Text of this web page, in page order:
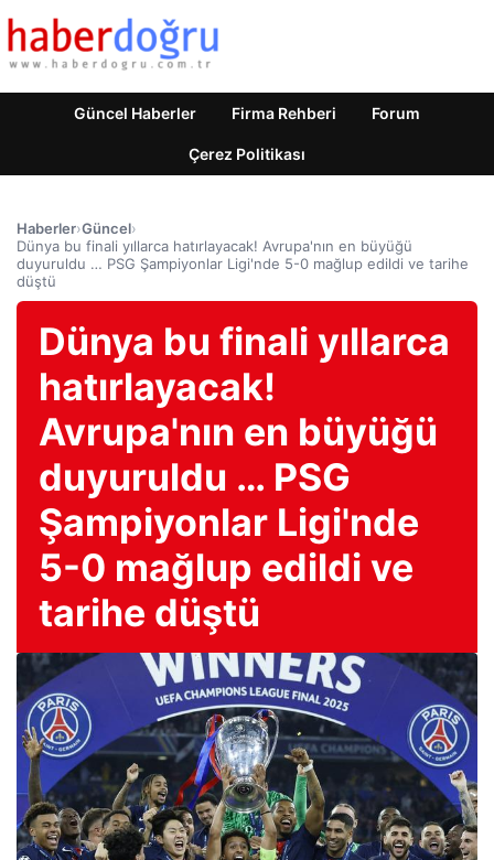
Güncel Haberler Firma Rehberi Forum
Çerez Politikası
Haberler›Güncel›
Dünya bu finali yıllarca hatırlayacak! Avrupa'nın en büyüğü
duyuruldu … PSG Şampiyonlar Ligi'nde 5-0 mağlup edildi ve tarihe
düştü
Dünya bu finali yıllarca
hatırlayacak!
Avrupa'nın en büyüğü
duyuruldu … PSG
Şampiyonlar Ligi'nde
5-0 mağlup edildi ve
tarihe düştü